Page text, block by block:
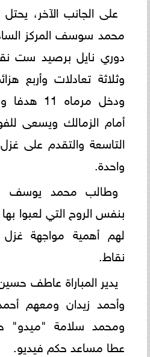
على الجانب الآخر،
محمد سوسف المركز
دوري نايل برصيد ست
ودخل
أمام الزمالك ويسعى
التاسعة والتقدم على
واحدة.
وطالب محمد يوسف
بنفس الروح التي لعبوا
لهم أهمية مواجهة
نقاط.
يدير المباراة عاطف
وأحمد زيدان ومعهم
ومحمد سلامة "ميدو"
عطا مساعد حكم فيديو.